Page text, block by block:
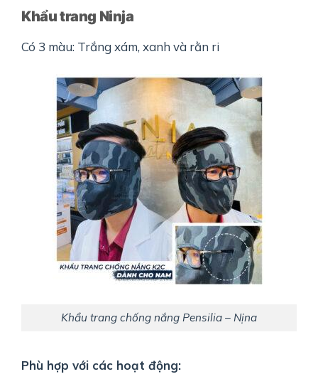
Khẩu trang Ninja
Có 3 màu: Trắng xám, xanh và rằn ri
Khẩu trang chống nắng Pensilia – Nịna
Phù hợp với các hoạt động: